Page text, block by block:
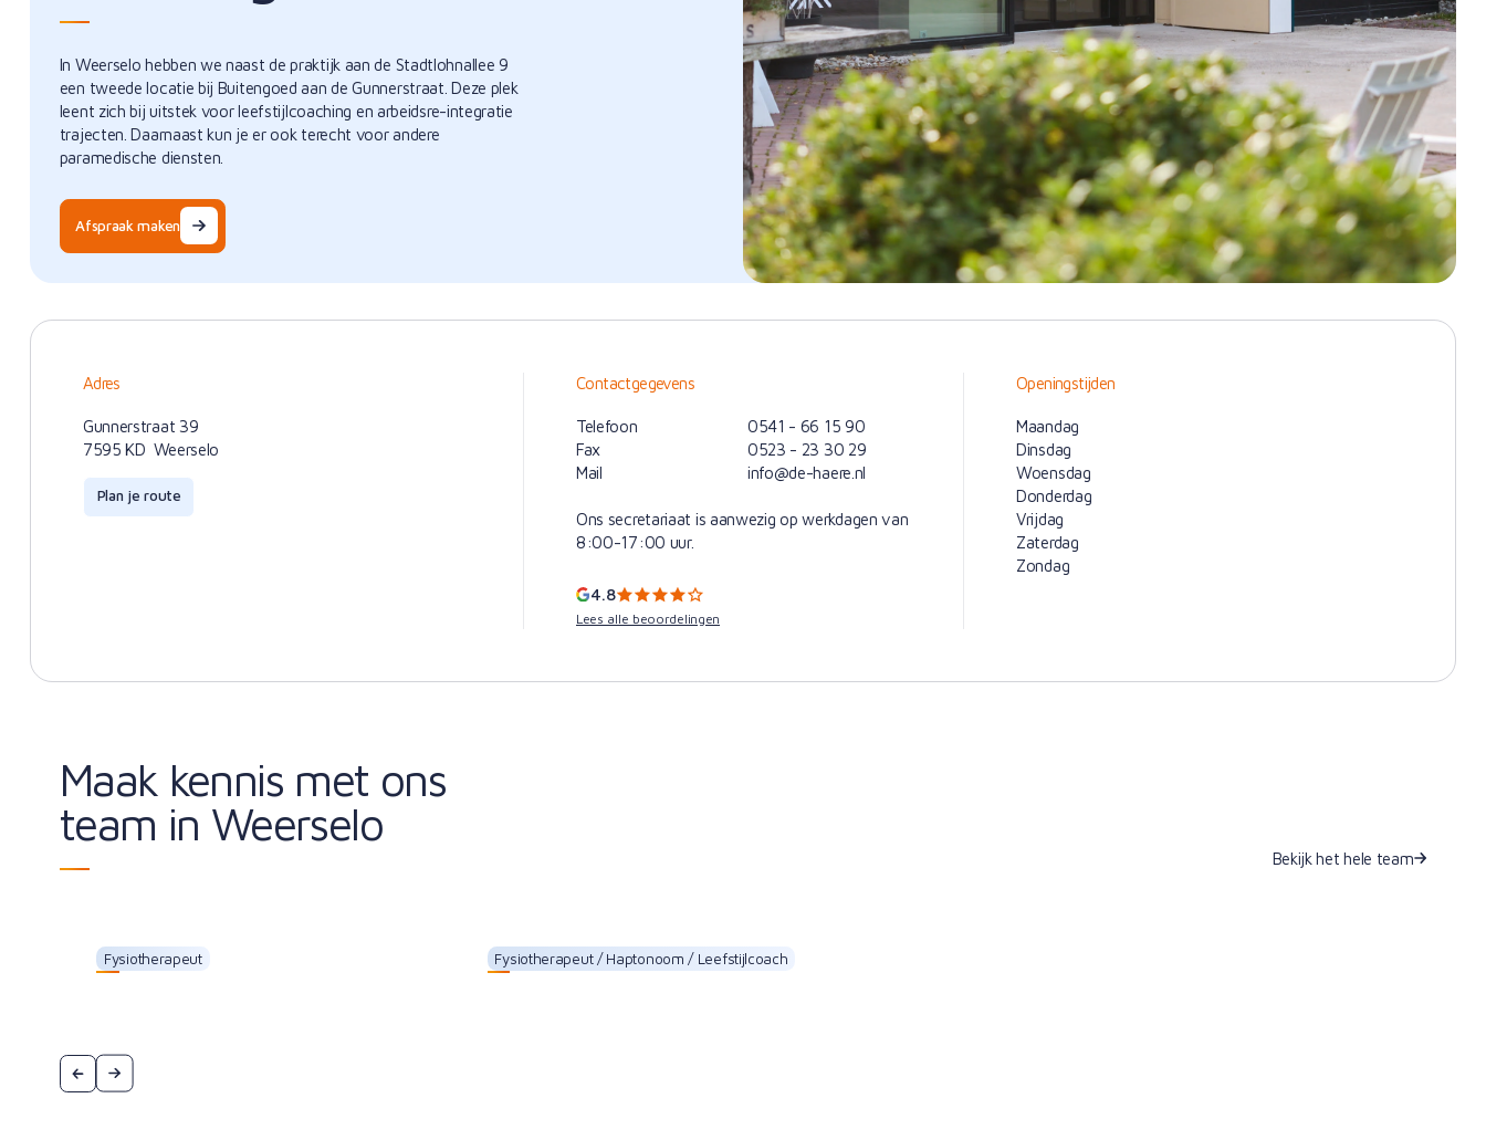
In Weerselo hebben we naast de praktijk aan de Stadtlohnallee 9
een tweede locatie bij Buitengoed aan de Gunnerstraat. Deze plek
leent zich bij uitstek voor leefstijlcoaching en arbeidsre-integratie
trajecten. Daarnaast kun je er ook terecht voor andere
paramedische diensten.
Afspraak maken
Adres
Gunnerstraat 39
7595 KD Weerselo
Plan je route
Contactgegevens
Telefoon
0541 - 66 15 90
Fax
0523 - 23 30 29
Mail
info@de-haere.nl
Ons secretariaat is aanwezig op werkdagen van
8:00-17:00 uur.
4.8
Lees alle beoordelingen
Openingstijden
Maandag
Dinsdag
Woensdag
Donderdag
Vrijdag
Zaterdag
Zondag
Maak kennis met ons
team in Weerselo
Bekijk het hele team
Fysiotherapeut Fysiotherapeut / Haptonoom / Leefstijlcoach